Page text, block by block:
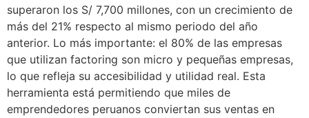
superaron los S/ 7,700 millones, con un crecimiento de
más del 21% respecto al mismo periodo del año
anterior. Lo más importante: el 80% de las empresas
que utilizan factoring son micro y pequeñas empresas,
lo que refleja su accesibilidad y utilidad real. Esta
herramienta está permitiendo que miles de
emprendedores peruanos conviertan sus ventas en